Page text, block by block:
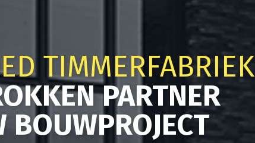
TIMMERFABRIEK
PARTNER
BOUWPROJECT